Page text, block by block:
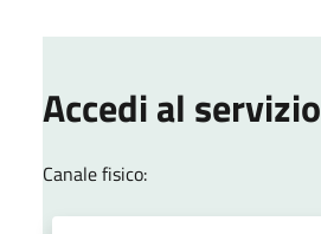
Accedi al servizio
Canale fisico: